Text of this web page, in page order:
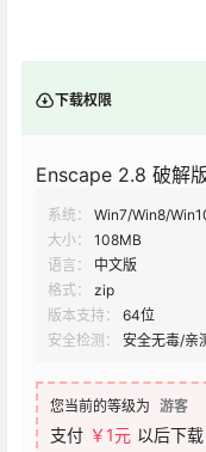
下载权限
Enscape 2.8 破解
系统：
Win7/Win8/
大小：
108MB
语言：
中文版
格式：
zip
版本支持：
64位
安全检测：
安全无毒/亲
您当前的等级为 游客
支付 ￥1元 以后下载